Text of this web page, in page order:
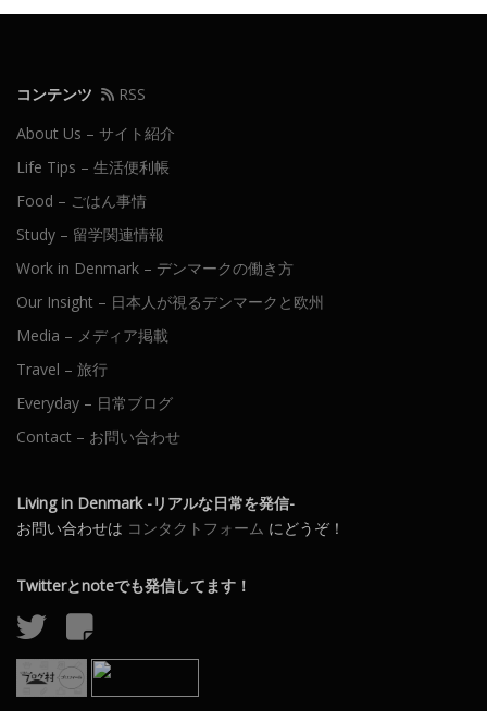
コンテンツ
RSS
About Us – サイト紹介
Life Tips – 生活便利帳
Food – ごはん事情
Study – 留学関連情報
Work in Denmark – デンマークの働き方
Our Insight – 日本人が視るデンマークと欧州
Media – メディア掲載
Travel – 旅行
Everyday – 日常ブログ
Contact – お問い合わせ
Living in Denmark -リアルな日常を発信-
お問い合わせは コンタクトフォーム にどうぞ！
Twitterとnoteでも発信してます！